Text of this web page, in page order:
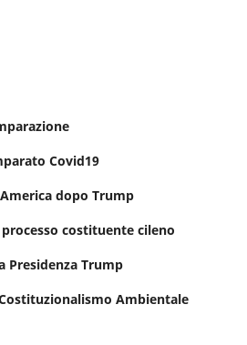
Covid19
dopo Trump
costituente cileno
Presidenza Trump
Ambientale